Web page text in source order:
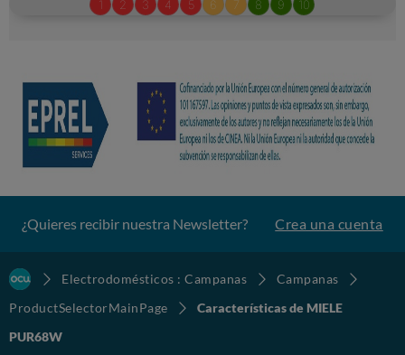
¿Quieres recibir nuestra Newsletter? Crea una cuenta
Electrodomésticos : Campanas
Campanas
ProductSelectorMainPage
Características de MIELE
PUR68W